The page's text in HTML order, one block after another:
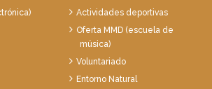
Actividades deportivas
Oferta MMD (escuela de
música)
Voluntariado
Entorno Natural